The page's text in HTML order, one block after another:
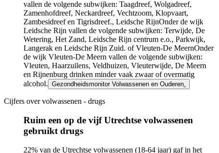
vallen de volgende subwijken: Taagdreef, Wolgadreef,
Zamenhofdreef, Neckardreef, Vechtzoom, Klopvaart,
Zambesidreef en Tigrisdreef., Leidsche RijnOnder de wijk
Leidsche Rijn vallen de volgende subwijken: Terwijde, De
Wetering, Het Zand, Leidsche Rijn centrum e.o., Parkwijk,
Langerak en Leidsche Rijn Zuid. ofVleuten-De MeernOnder
de wijk Vleuten-De Meern vallen de volgende subwijken:
Vleuten, Haarzuilens, Veldhuizen, Vleuterwijde, De Meern
en Rijnenburg drinken minder vaak zwaar of overmatig
alcohol. Gezondheidsmonitor Volwassenen en Ouderen.
Infogram
Cijfers over volwassenen - drugs
Ruim een op de vijf Utrechtse volwassenen
gebruikt drugs
22% van de Utrechtse volwassenen (18-64 jaar) gaf in het